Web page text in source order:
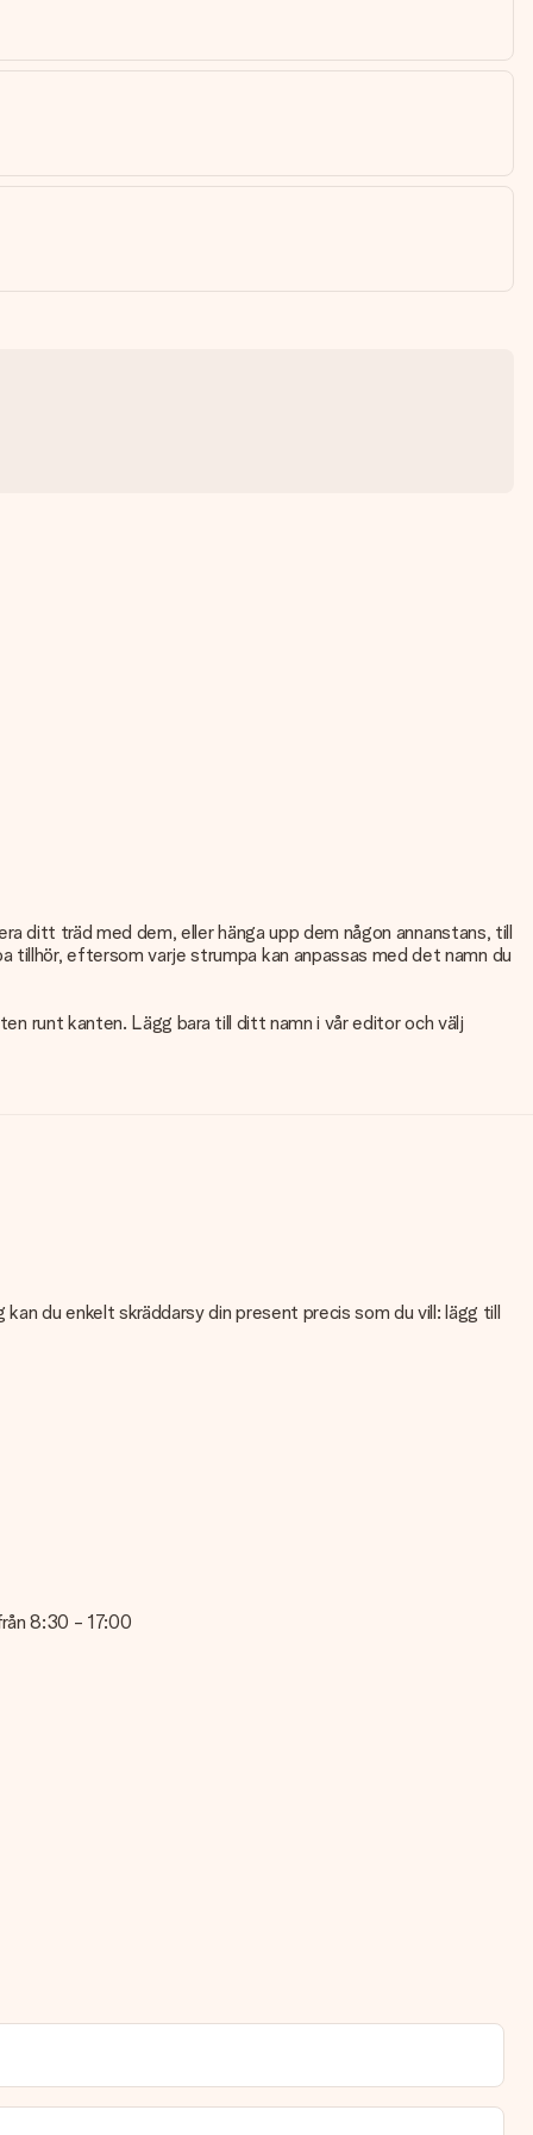
ditt träd med dem, eller hänga upp dem någon annanstans, till
eftersom varje strumpa kan anpassas med det namn du
runt kanten. Lägg bara till ditt namn i vår editor och välj
du enkelt skräddarsy din present precis som du vill: lägg till
på din bild kan du kontakta vår kundtjänst och bifoga ditt
vår kundtjänst. De hjälper dig gärna att göra den
detta kort, så att mottagaren vet exakt vem hen ska tacka
är redo att ges bort eller att det kan skickas till mottagaren
leveransdatumet.
alternativ som gäller för din present? Vänligen kontakta
8:30 - 17:00